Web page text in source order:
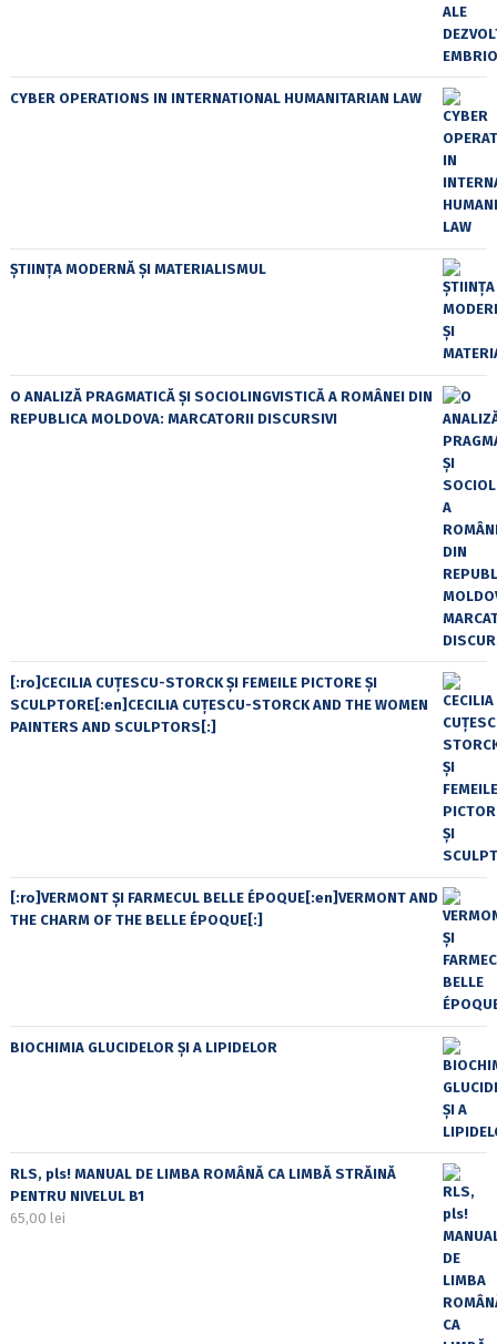
CYBER OPERATIONS IN INTERNATIONAL HUMANITARIAN LAW
ȘTIINȚA MODERNĂ ȘI MATERIALISMUL
O ANALIZĂ PRAGMATICĂ ȘI SOCIOLINGVISTICĂ A ROMÂNEI DIN
REPUBLICA MOLDOVA: MARCATORII DISCURSIVI
[:ro]CECILIA CUŢESCU-STORCK ŞI FEMEILE PICTORE ŞI
SCULPTORE[:en]CECILIA CUŢESCU-STORCK AND THE WOMEN
PAINTERS AND SCULPTORS[:]
[:ro]VERMONT ȘI FARMECUL BELLE ÉPOQUE[:en]VERMONT AND
THE CHARM OF THE BELLE ÉPOQUE[:]
BIOCHIMIA GLUCIDELOR ȘI A LIPIDELOR
RLS, pls! MANUAL DE LIMBA ROMÂNĂ CA LIMBĂ STRĂINĂ
PENTRU NIVELUL B1
65,00 lei